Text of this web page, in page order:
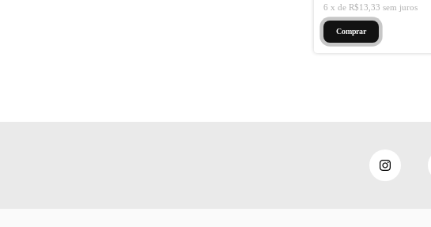
6 x de R$13,33 sem juros